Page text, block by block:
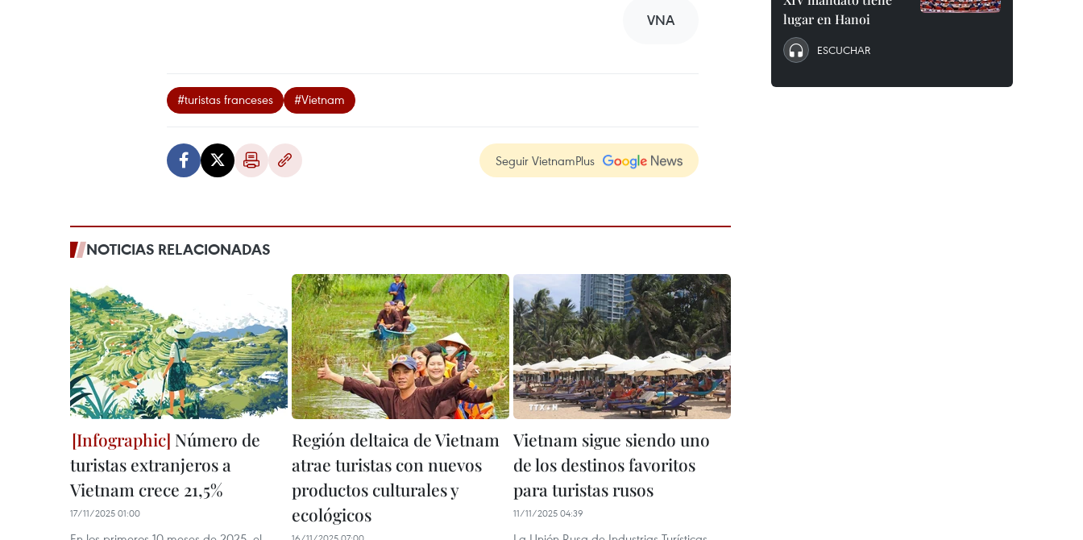
VNA
#turistas franceses #Vietnam
Seguir VietnamPlus
NOTICIAS RELACIONADAS
Número de
turistas extranjeros a
Vietnam crece 21,5%
17/11/2025 01:00
Región deltaica de Vietnam
atrae turistas con nuevos
productos culturales y
ecológicos
Vietnam sigue siendo uno
de los destinos favoritos
para turistas rusos
11/11/2025 04:39
lugar en Hanoi
ESCUCHAR